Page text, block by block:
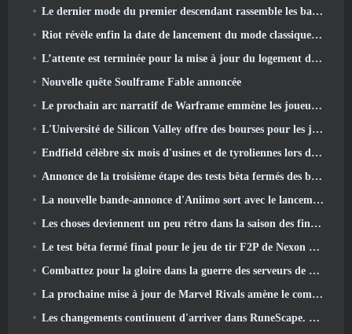
Le dernier mode du premier descendant rassemble les batailles difficiles d'interception du vide et les profondeurs.
Riot révèle enfin la date de lancement du mode classique de League Of Legends
L’attente est terminée pour la mise à jour du logement des grands joueurs de RuneScape
Nouvelle quête Soulframe Fable annoncée
Le prochain arc narratif de Warframe emmène les joueurs vers une toute nouvelle carte des étoiles, Le système Tau
L'Université de Silicon Valley offre des bourses pour les jeux et certaines des exigences sont intéressantes
Endfield célèbre six mois d'usines et de tyroliennes lors de sa prochaine mise à jour
Annonce de la troisième étape des tests bêta fermés des batailles d'infanterie de War Thunder
La nouvelle bande-annonce d'Aniimo sort avec le lancement du dernier test bêta fermé
Les choses deviennent un peu rétro dans la saison des finales 11 Mise à jour
Le test bêta fermé final pour le jeu de tir F2P de Nexon Sudden Attack Zero Point a débuté aujourd'hui
Combattez pour la gloire dans la guerre des serveurs de Lineage II
La prochaine mise à jour de Marvel Rivals amène le combat contre les dieux
Les changements continuent d'arriver dans RuneScape. Cette fois, c'est le logement des joueurs